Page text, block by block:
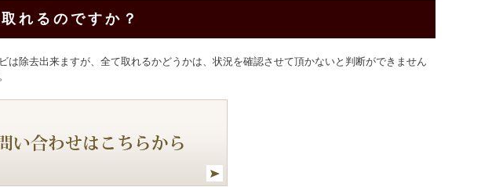
れるのですか？
除去出来ますが、全て取れるかどうかは、状況を確認させて頂かないと判断ができません